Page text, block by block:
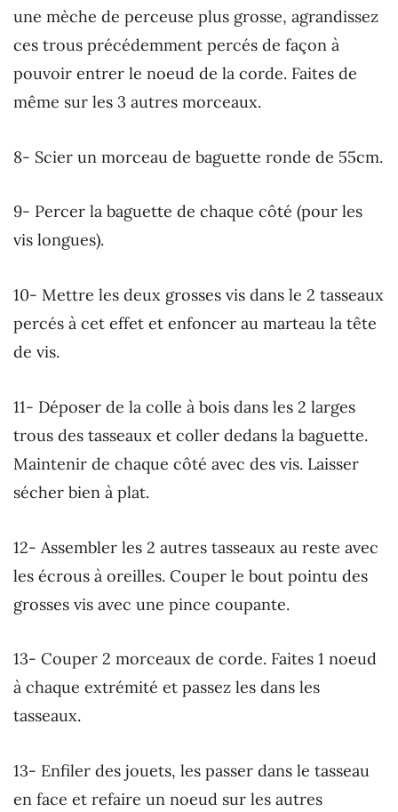
une mèche de perceuse plus grosse, agrandissez
ces trous précédemment percés de façon à
pouvoir entrer le noeud de la corde. Faites de
même sur les 3 autres morceaux.
8- Scier un morceau de baguette ronde de 55cm.
9- Percer la baguette de chaque côté (pour les
vis longues).
10- Mettre les deux grosses vis dans le 2 tasseaux
percés à cet effet et enfoncer au marteau la tête
de vis.
11- Déposer de la colle à bois dans les 2 larges
trous des tasseaux et coller dedans la baguette.
Maintenir de chaque côté avec des vis. Laisser
sécher bien à plat.
12- Assembler les 2 autres tasseaux au reste avec
les écrous à oreilles. Couper le bout pointu des
grosses vis avec une pince coupante.
13- Couper 2 morceaux de corde. Faites 1 noeud
à chaque extrémité et passez les dans les
tasseaux.
13- Enfiler des jouets, les passer dans le tasseau
en face et refaire un noeud sur les autres